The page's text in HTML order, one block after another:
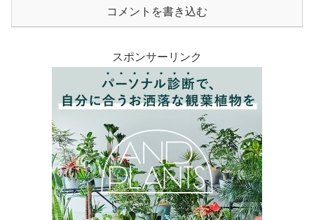
コメントを書き込む
スポンサーリンク